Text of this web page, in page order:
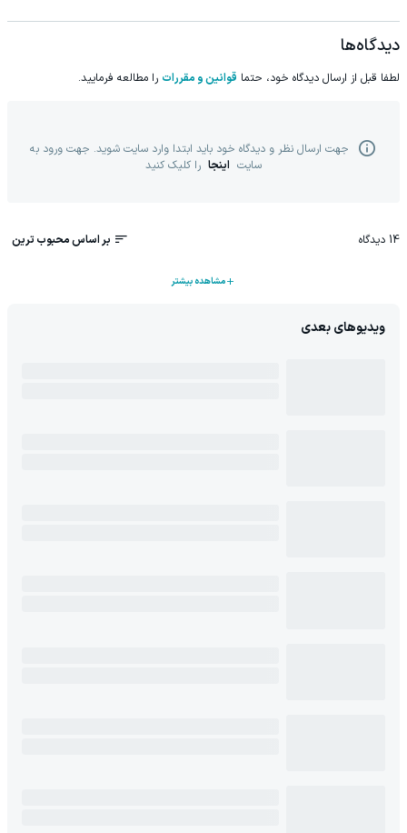
دیدگاه‌ها
لطفا قبل از ارسال دیدگاه خود، حتما قوانین و مقررات را مطالعه فرمایید.
جهت ارسال نظر و دیدگاه خود باید ابتدا وارد سایت شوید. جهت ورود به
سایت اینجا را کلیک کنید
14 دیدگاه بر اساس محبوب ترین
مشاهده بیشتر
ویدیوهای بعدی